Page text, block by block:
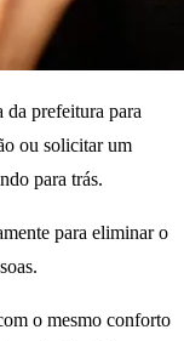
da prefeitura para
ou solicitar um
para trás.
para eliminar o
o mesmo conforto